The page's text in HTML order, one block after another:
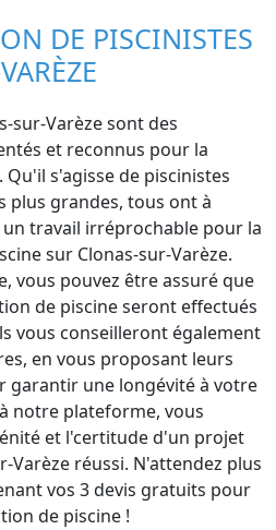
DE PISCINISTES
sur-Varèze sont des
et reconnus pour la
s'agisse de piscinistes
plus grandes, tous ont à
travail irréprochable pour la
sur Clonas-sur-Varèze.
vous pouvez être assuré que
de piscine seront effectués
vous conseilleront également
en vous proposant leurs
garantir une longévité à votre
notre plateforme, vous
et l'certitude d'un projet
Varèze réussi. N'attendez plus
vos 3 devis gratuits pour
de piscine !